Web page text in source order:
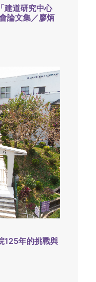
建道研究中心
論文集／廖炳
125年的挑戰與